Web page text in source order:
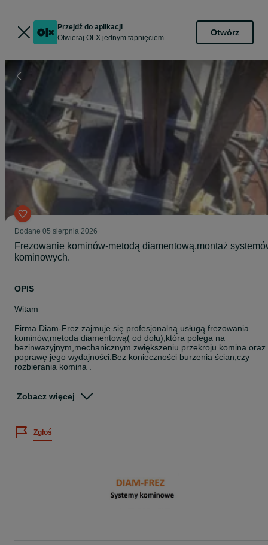
Przejdź do aplikacji
Otwieraj OLX jednym tapnięciem
Otwórz
Dodane 05 sierpnia 2026
Frezowanie kominów-metodą diamentową,montaż
kominowych.
OPIS
Witam
Firma Diam-Frez zajmuje się profesjonalną usługą frezowania
kominów,metoda diamentową( od dołu),która polega na
bezinwazyjnym,mechanicznym zwiększeniu przekroju komina oraz
poprawę jego wydajności.Bez konieczności burzenia ścian,czy
rozbierania komina .
*Montaż wkładów kominowych ze stali 1.4404 i 1.4828
*Wentylacje
KIEDY NALEŻY PRZEPROWADZIĆ REMONT KOMINA
*zostanie stwierdzona nieszczelność komina
Zobacz więcej
Zgłoś